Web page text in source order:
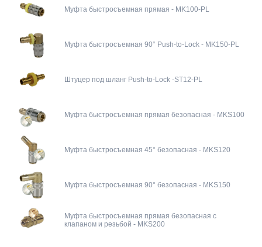
Муфта быстросъемная прямая - MK100-PL
Муфта быстросъемная 90° Push-to-Lock - MK150-PL
Штуцер под шланг Push-to-Lock -ST12-PL
Муфта быстросъемная прямая безопасная - MKS100
Муфта быстросъемная 45° безопасная - MKS120
Муфта быстросъемная 90° безопасная - MKS150
Муфта быстросъемная прямая безопасная с
клапаном и резьбой - MKS200